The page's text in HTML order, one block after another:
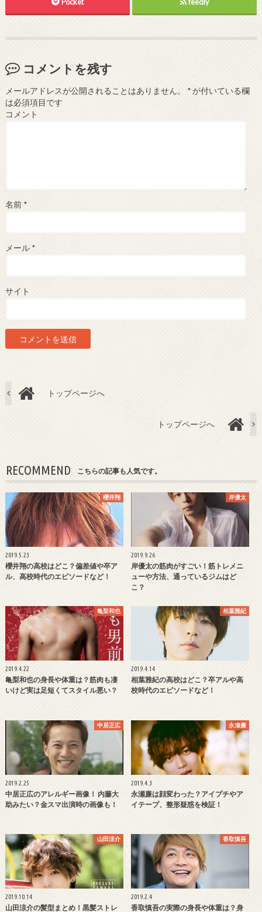
コメントを残す
メールアドレスが公開されることはありません。 *が付いている欄
は必須項目です
コメント
名前 *
メール *
サイト
トップページへ
トップページへ
RECOMMEND こちらの記事も人気です。
櫻井翔
2019.5.23
櫻井翔の高校はどこ？偏差値や卒ア
ル、高校時代のエピソードなど！
岸優太
2019.9.26
岸優太の筋肉がすごい！筋トレメニ
ューや方法、通っているジムはど
こ？
亀梨和也
2019.4.22
亀梨和也の身長や体重は？筋肉も凄
いけど実は足短くてスタイル悪い？
相葉雅紀
2019.4.14
相葉雅紀の高校はどこ？卒アルや高
校時代のエピソードなど！
中居正広
2019.2.25
中居正広のアレルギー画像！ 内藤大
助みたい？金スマ出演時の画像も！
永瀬廉
2019.4.3
永瀬廉は顔変わった？アイプチやア
イテープ、整形疑惑を検証！
山田涼介
2019.10.14
山田涼介の髪型まとめ！黒髪ストレ
香取慎吾
2019.2.4
香取慎吾の実際の身長や体重は？身